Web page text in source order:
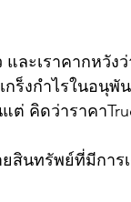
และเราคากหวัง
ร็งกำไรในอนุพั
ต่ คิดว่าราคา
ยสินทรัพย์ที่มีการ